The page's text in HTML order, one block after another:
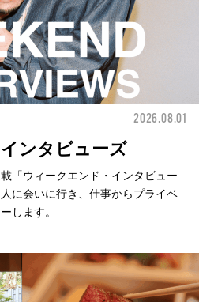
2026.08.01
ンタビューズ
「ウィークエンド・インタビュー
に会いに行き、仕事からプライベ
します。